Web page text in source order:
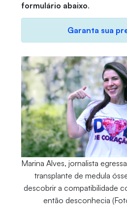
formulário abaixo.
Garanta sua
Marina Alves, jornalista
transplante de medula
descobrir a compatibilidade
então desconhecia